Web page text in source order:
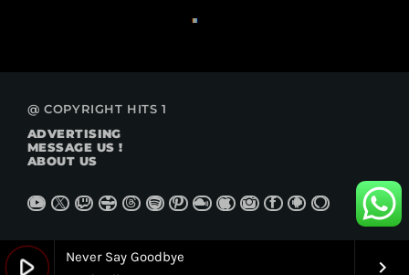
play_arrow
Never Say Goodbye
keyboard_arrow_right
@ COPYRIGHT HITS 1
ADVERTISING
MESSAGE US !
ABOUT US